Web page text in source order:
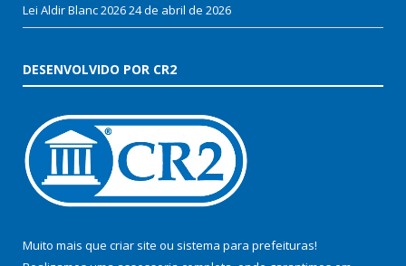
Lei Aldir Blanc 202624 de abril de 2026
DESENVOLVIDO POR CR2
Muito mais que criar site ou sistema para prefeituras!